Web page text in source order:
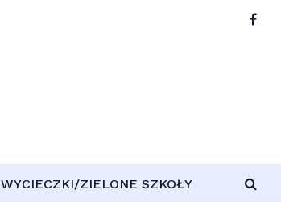
WYCIECZKI/ZIELONE SZKOŁY